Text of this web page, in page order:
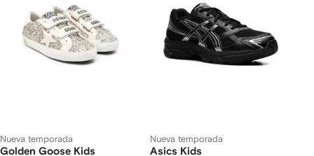
Nueva temporada
Golden Goose Kids
Nueva temporada
Asics Kids